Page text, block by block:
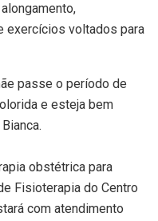
exercícios voltados para
passe o período de
e esteja bem
obstétrica para
Fisioterapia do Centro
com atendimento